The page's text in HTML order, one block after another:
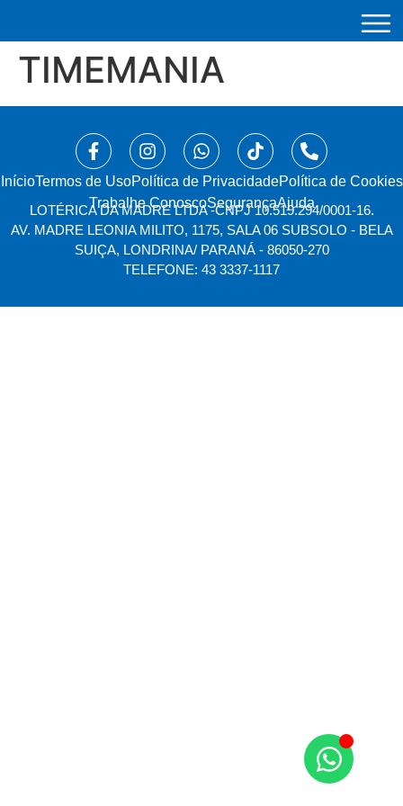
TIMEMANIA
Início⁠Termos de UsoPolítica de PrivacidadePolítica de Cookies
Trabalhe ConoscoSegurançaAjuda
LOTÉRICA DA MADRE LTDA -CNPJ 10.519.294/0001-16.
AV. MADRE LEONIA MILITO, 1175, SALA 06 SUBSOLO - BELA
SUIÇA, LONDRINA/ PARANÁ - 86050-270
TELEFONE: 43 3337-1117